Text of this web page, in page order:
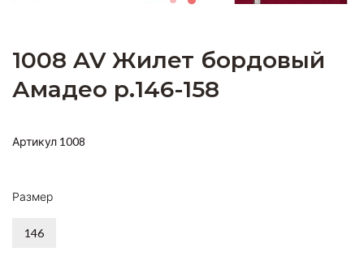
1008 AV Жилет бордовый
Амадео р.146-158
Артикул 1008
Размер
146